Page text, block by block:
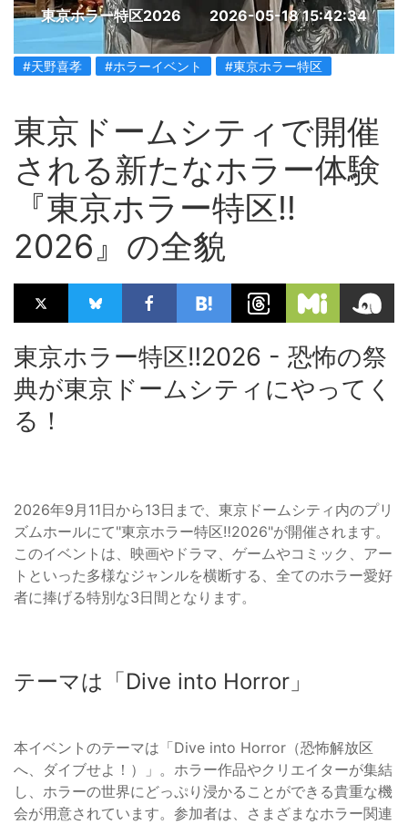
東京ホラー特区2026 2026-05-18 15:42:34
#天野喜孝 #ホラーイベント #東京ホラー特区
東京ドームシティで開催
される新たなホラー体験
『東京ホラー特区‼
2026』の全貌
東京ホラー特区‼2026 - 恐怖の祭
典が東京ドームシティにやってく
る！
2026年9月11日から13日まで、東京ドームシティ内のプリ
ズムホールにて"東京ホラー特区‼2026"が開催されます。
このイベントは、映画やドラマ、ゲームやコミック、アー
トといった多様なジャンルを横断する、全てのホラー愛好
者に捧げる特別な3日間となります。
テーマは「Dive into Horror」
本イベントのテーマは「Dive into Horror（恐怖解放区
へ、ダイブせよ！）」。ホラー作品やクリエイターが集結
し、ホラーの世界にどっぷり浸かることができる貴重な機
会が用意されています。参加者は、さまざまなホラー関連